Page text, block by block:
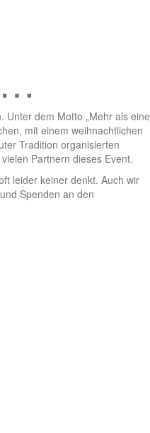
dem Motto „Mehr als eine
mit einem weihnachtlichen
Tradition organisierten
Partnern dieses Event.
leider keiner denkt. Auch wir
Spenden an den